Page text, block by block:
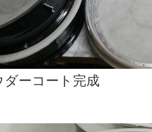
ダーコート完成